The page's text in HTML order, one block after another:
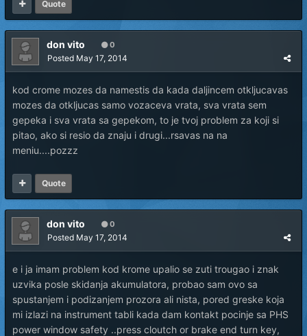
Quote
don vito 0
Posted May 17, 2014
kod crome mozes da namestis da kada daljincem otkljucavas
mozes da otkljucas samo vozaceva vrata, sva vrata sem
gepeka i sva vrata sa gepekom, to je tvoj problem za koji si
pitao, ako si resio da znaju i drugi...rsavas na na
meniu....pozzz
Quote
don vito 0
Posted May 17, 2014
e i ja imam problem kod krome upalio se zuti trougao i znak
uzvika posle skidanja akumulatora, probao sam ovo sa
spustanjem i podizanjem prozora ali nista, pored greske koja
mi izlazi na instrument tabli kada dam kontakt pocinje sa PHS
power window safety ..press cloutch or brake end turn key,